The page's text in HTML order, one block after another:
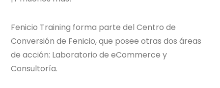
Fenicio Training forma parte del Centro de
Conversión de Fenicio, que posee otras dos áreas
de acción: Laboratorio de eCommerce y
Consultoría.